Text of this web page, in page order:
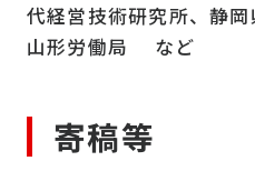
代経営技術研究所、静岡
山形労働局 など
寄稿等